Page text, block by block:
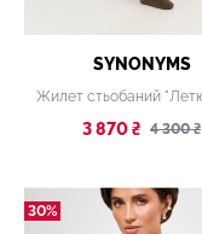
SYNONYMS
3 870 ₴ 4 300 ₴
30%